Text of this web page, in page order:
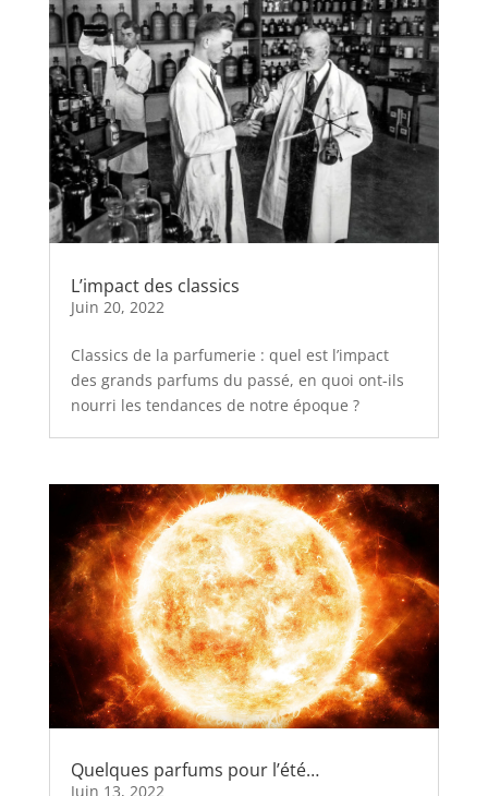
L’impact des classics
Juin 20, 2022
Classics de la parfumerie : quel est l’impact
des grands parfums du passé, en quoi ont-ils
nourri les tendances de notre époque ?
Quelques parfums pour l’été…
Juin 13, 2022